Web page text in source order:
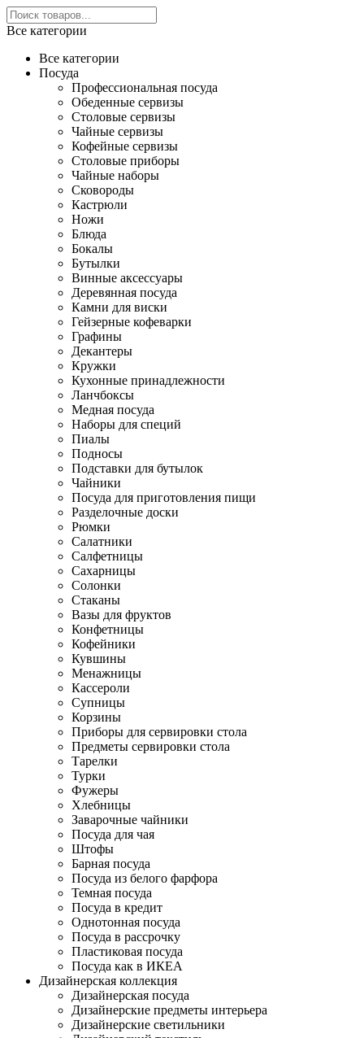
Все категории
Все категории
Посуда
Профессиональная посуда
Обеденные сервизы
Столовые сервизы
Чайные сервизы
Кофейные сервизы
Столовые приборы
Чайные наборы
Сковороды
Кастрюли
Ножи
Блюда
Бокалы
Бутылки
Винные аксессуары
Деревянная посуда
Камни для виски
Гейзерные кофеварки
Графины
Декантеры
Кружки
Кухонные принадлежности
Ланчбоксы
Медная посуда
Наборы для специй
Пиалы
Подносы
Подставки для бутылок
Чайники
Посуда для приготовления пищи
Разделочные доски
Рюмки
Салатники
Салфетницы
Сахарницы
Солонки
Стаканы
Вазы для фруктов
Конфетницы
Кофейники
Кувшины
Менажницы
Кассероли
Супницы
Корзины
Приборы для сервировки стола
Предметы сервировки стола
Тарелки
Турки
Фужеры
Хлебницы
Заварочные чайники
Посуда для чая
Штофы
Барная посуда
Посуда из белого фарфора
Темная посуда
Посуда в кредит
Однотонная посуда
Посуда в рассрочку
Пластиковая посуда
Посуда как в ИКЕА
Дизайнерская коллекция
Дизайнерская посуда
Дизайнерские предметы интерьера
Дизайнерские светильники